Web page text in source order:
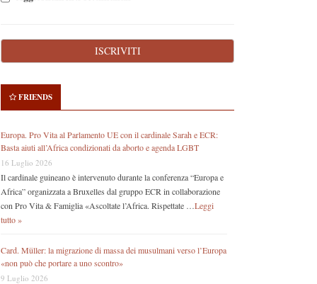
FRIENDS
Europa. Pro Vita al Parlamento UE con il cardinale Sarah e ECR:
Basta aiuti all’Africa condizionati da aborto e agenda LGBT
16 Luglio 2026
Il cardinale guineano è intervenuto durante la conferenza “Europa e
Africa” organizzata a Bruxelles dal gruppo ECR in collaborazione
con Pro Vita & Famiglia «Ascoltate l’Africa. Rispettate … Leggi
tutto »
Card. Müller: la migrazione di massa dei musulmani verso l’Europa
«non può che portare a uno scontro»
9 Luglio 2026